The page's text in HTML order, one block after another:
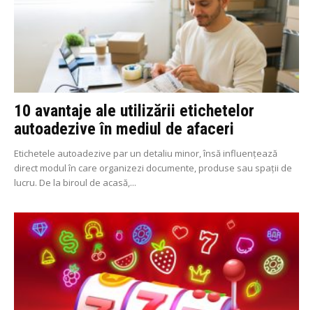
10 avantaje ale utilizării etichetelor
autoadezive în mediul de afaceri
Etichetele autoadezive par un detaliu minor, însă influențează
direct modul în care organizezi documente, produse sau spații de
lucru. De la biroul de acasă,...